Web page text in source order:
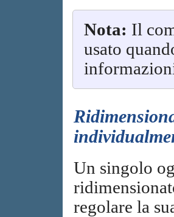
Nota: Il
usato
Un singolo
regolare la